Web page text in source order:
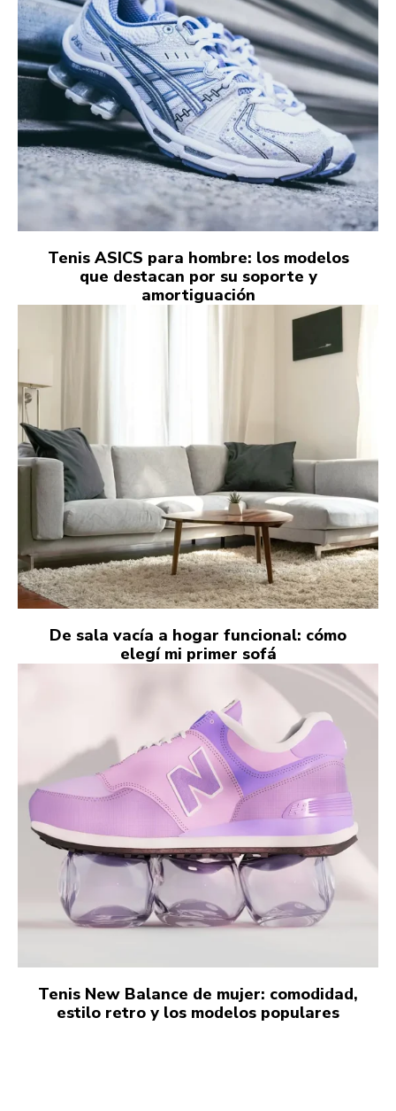
Tenis ASICS para hombre: los modelos
que destacan por su soporte y
amortiguación
De sala vacía a hogar funcional: cómo
elegí mi primer sofá
Tenis New Balance de mujer: comodidad,
estilo retro y los modelos populares